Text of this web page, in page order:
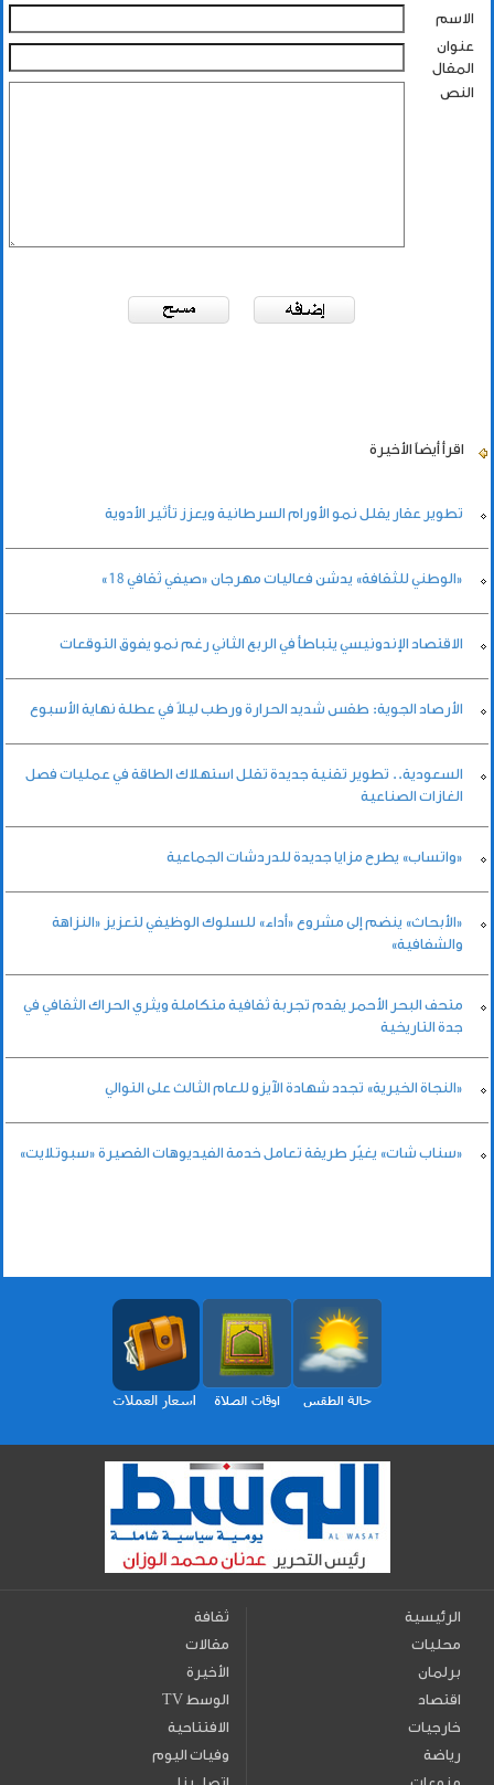
الاسم
عنوان
المقال
النص
اقرأ أيضاً الأخيرة
تطوير عقار يقلل نمو الأورام السرطانية ويعزز تأثير الأدوية
«الوطني للثقافة» يدشن فعاليات مهرجان «صيفي ثقافي 18»
الاقتصاد الإندونيسي يتباطأ في الربع الثاني رغم نمو يفوق التوقعات
الأرصاد الجوية: طقس شديد الحرارة ورطب ليلاً في عطلة نهاية الأسبوع
السعودية.. تطوير تقنية جديدة تقلل استهلاك الطاقة في عمليات فصل
الغازات الصناعية
«واتساب» يطرح مزايا جديدة للدردشات الجماعية
«الأبحاث» ينضم إلى مشروع «أداء» للسلوك الوظيفي لتعزيز «النزاهة
والشفافية»
متحف البحر الأحمر يقدم تجربة ثقافية متكاملة ويثري الحراك الثقافي في
جدة التاريخية
«النجاة الخيرية» تجدد شهادة الآيزو للعام الثالث على التوالي
«سناب شات» يغيّر طريقة تعامل خدمة الفيديوهات القصيرة «سبوتلايت»
الرئيسية
محليات
برلمان
اقتصاد
خارجيات
رياضة
ثقافة
مقالات
الأخيرة
TV الوسط
الافتتاحية
وفيات اليوم